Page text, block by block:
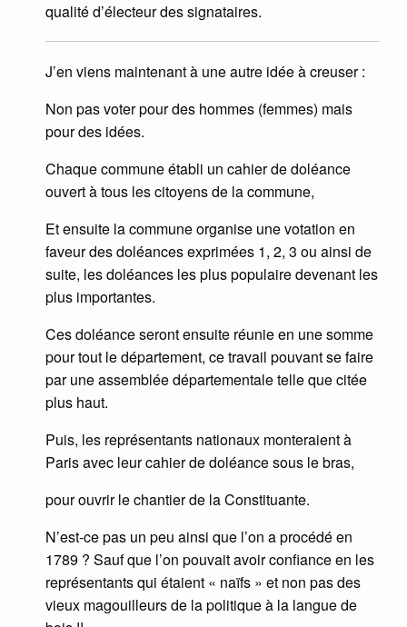
qualité d’électeur des signataires.
J’en viens maintenant à une autre idée à creuser :
Non pas voter pour des hommes (femmes) mais
pour des idées.
Chaque commune établi un cahier de doléance
ouvert à tous les citoyens de la commune,
Et ensuite la commune organise une votation en
faveur des doléances exprimées 1, 2, 3 ou ainsi de
suite, les doléances les plus populaire devenant les
plus importantes.
Ces doléance seront ensuite réunie en une somme
pour tout le département, ce travail pouvant se faire
par une assemblée départementale telle que citée
plus haut.
Puis, les représentants nationaux monteraient à
Paris avec leur cahier de doléance sous le bras,
pour ouvrir le chantier de la Constituante.
N’est-ce pas un peu ainsi que l’on a procédé en
1789 ? Sauf que l’on pouvait avoir confiance en les
représentants qui étaient « naïfs » et non pas des
vieux magouilleurs de la politique à la langue de